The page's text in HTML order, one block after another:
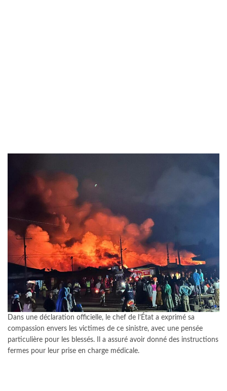
Dans une déclaration officielle, le chef de l’État a exprimé sa
compassion envers les victimes de ce sinistre, avec une pensée
particulière pour les blessés. Il a assuré avoir donné des instructions
fermes pour leur prise en charge médicale.